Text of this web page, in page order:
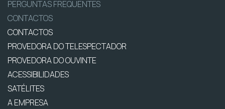
PERGUNTAS FREQUENTES
CONTACTOS
CONTACTOS
PROVEDORA DO TELESPECTADOR
PROVEDORA DO OUVINTE
ACESSIBILIDADES
SATÉLITES
A EMPRESA